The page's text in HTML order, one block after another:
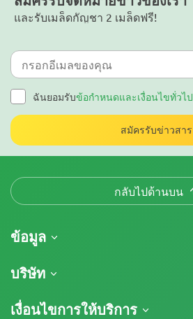
และรับเมล็ดกัญชา 2 เมล็ดฟรี!
ฉันยอมรับข้อกำหนดและเงื่อนไขทั่วไป
สมัครรับข่าวสาร
กลับไปด้านบน
ข้อมูล
การจัดส่งสินค้า
นโยบายการคืนสินค้า
บริษัท
เกี่ยวกับเรา
เงื่อนไขการให้บริการ